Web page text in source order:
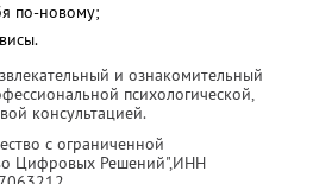
по-новому;
и ознакомительный
психологической,
консультацией.
с ограниченной
Цифровых Решений",ИНН